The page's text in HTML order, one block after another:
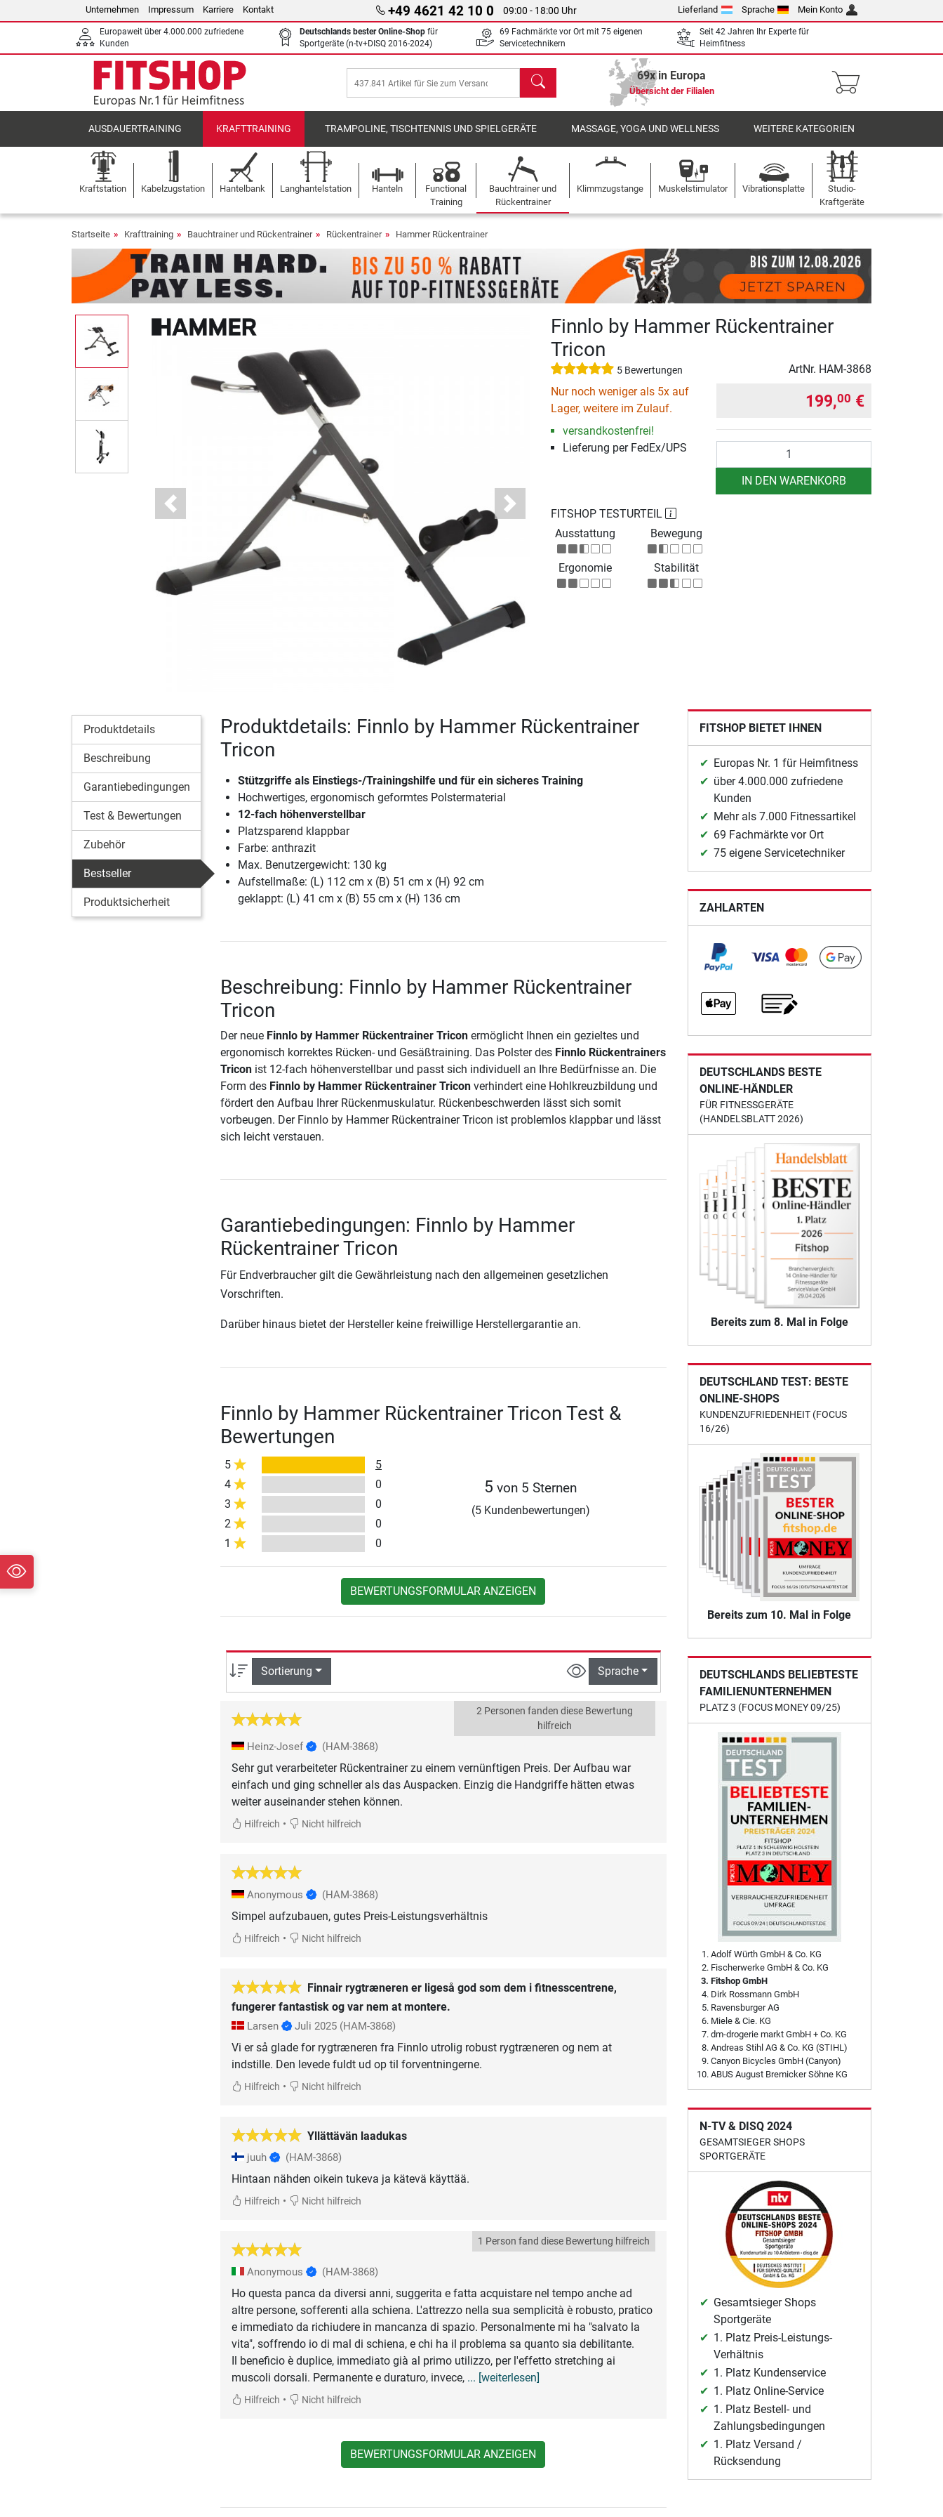
Unternehmen Impressum Karriere Kontakt +49 4621 42 10 0 09:00 - 18:00 Uhr Lieferland Sprache Mein Konto
Europaweit über 4.000.000 zufriedene
Kunden
Deutschlands bester Online-Shop für
Sportgeräte (n-tv+DISQ 2016-2024)
69 Fachmärkte vor Ort mit 75 eigenen
Servicetechnikern
Seit 42 Jahren Ihr Experte für
Heimfitness
Suchen 69x in Europa
Übersicht der Filialen
AUSDAUERTRAINING KRAFTTRAINING TRAMPOLINE, TISCHTENNIS UND SPIELGERÄTE MASSAGE, YOGA UND WELLNESS WEITERE KATEGORIEN
Kraftstation Kabelzugstation Hantelbank Langhantelstation Hanteln
Functional
Training
Bauchtrainer und
Rückentrainer
Klimmzugstange Muskelstimulator Vibrationsplatte
Studio-
Kraftgeräte
Startseite Krafttraining Bauchtrainer und Rückentrainer Rückentrainer Hammer Rückentrainer
Previous Next
Finnlo by Hammer Rückentrainer
Tricon
5 Bewertungen ArtNr. HAM-3868
Nur noch weniger als 5x auf
Lager, weitere im Zulauf.
versandkostenfrei!
Lieferung per FedEx/UPS
199,00 €
IN DEN WARENKORB
FITSHOP TESTURTEIL
Ausstattung
Bewegung
Ergonomie Stabilität
Produktdetails
Beschreibung
Garantiebedingungen
Test & Bewertungen
Zubehör
Bestseller
Produktsicherheit
Produktdetails: Finnlo by Hammer Rückentrainer
Tricon
Stützgriffe als Einstiegs-/Trainingshilfe und für ein sicheres Training
Hochwertiges, ergonomisch geformtes Polstermaterial
12-fach höhenverstellbar
Platzsparend klappbar
Farbe: anthrazit
Max. Benutzergewicht: 130 kg
Aufstellmaße: (L) 112 cm x (B) 51 cm x (H) 92 cm
geklappt: (L) 41 cm x (B) 55 cm x (H) 136 cm
Beschreibung: Finnlo by Hammer Rückentrainer
Tricon
Der neue Finnlo by Hammer Rückentrainer Triconermöglicht Ihnen ein gezieltes und
ergonomisch korrektes Rücken- und Gesäßtraining. Das Polster des Finnlo Rückentrainers
Triconist 12-fach höhenverstellbar und passt sich individuell an Ihre Bedürfnisse an. Die
Form des Finnlo by Hammer Rückentrainer Triconverhindert eine Hohlkreuzbildung und
fördert den Aufbau Ihrer Rückenmuskulatur. Rückenbeschwerden lässt sich somit
vorbeugen. Der Finnlo by Hammer Rückentrainer Tricon ist problemlos klappbar und lässt
sich leicht verstauen.
Garantiebedingungen: Finnlo by Hammer
Rückentrainer Tricon
Für Endverbraucher gilt die Gewährleistung nach den allgemeinen gesetzlichen
Vorschriften.
Darüber hinaus bietet der Hersteller keine freiwillige Herstellergarantie an.
Finnlo by Hammer Rückentrainer Tricon Test &
Bewertungen
5
5
4
0
3
0
2
0
1
0
5 von 5 Sternen
(5 Kundenbewertungen)
BEWERTUNGSFORMULAR ANZEIGEN
Sortierung Sprache
2 Personen fanden diese Bewertung
hilfreich
Heinz-Josef (HAM-3868)
Sehr gut verarbeiteter Rückentrainer zu einem vernünftigen Preis. Der Aufbau war
einfach und ging schneller als das Auspacken. Einzig die Handgriffe hätten etwas
weiter auseinander stehen können.
Hilfreich • Nicht hilfreich
Anonymous (HAM-3868)
Simpel aufzubauen, gutes Preis-Leistungsverhältnis
Hilfreich • Nicht hilfreich
Finnair rygtræneren er ligeså god som dem i fitnesscentrene,
fungerer fantastisk og var nem at montere.
Larsen Juli 2025 (HAM-3868)
Vi er så glade for rygtræneren fra Finnlo utrolig robust rygtræneren og nem at
indstille. Den levede fuldt ud op til forventningerne.
Hilfreich • Nicht hilfreich
Yllättävän laadukas
juuh (HAM-3868)
Hintaan nähden oikein tukeva ja kätevä käyttää.
Hilfreich • Nicht hilfreich
1 Person fand diese Bewertung hilfreich
Anonymous (HAM-3868)
Ho questa panca da diversi anni, suggerita e fatta acquistare nel tempo anche ad
altre persone, sofferenti alla schiena. L'attrezzo nella sua semplicità è robusto, pratico
e immediato da richiudere in mancanza di spazio. Personalmente mi ha "salvato la
vita", soffrendo io di mal di schiena, e chi ha il problema sa quanto sia debilitante.
Il beneficio è duplice, immediato già al primo utilizzo, per l'effetto stretching ai
muscoli dorsali. Permanente e duraturo, invece, ... [weiterlesen]
Hilfreich • Nicht hilfreich
BEWERTUNGSFORMULAR ANZEIGEN
FITSHOP BIETET IHNEN
Europas Nr. 1 für Heimfitness
über 4.000.000 zufriedene
Kunden
Mehr als 7.000 Fitnessartikel
69 Fachmärkte vor Ort
75 eigene Servicetechniker
ZAHLARTEN
DEUTSCHLANDS BESTE
ONLINE-HÄNDLER
FÜR FITNESSGERÄTE
(HANDELSBLATT 2026)
Bereits zum 8. Mal in Folge
DEUTSCHLAND TEST: BESTE
ONLINE-SHOPS
KUNDENZUFRIEDENHEIT (FOCUS
16/26)
Bereits zum 10. Mal in Folge
DEUTSCHLANDS BELIEBTESTE
FAMILIENUNTERNEHMEN
PLATZ 3 (FOCUS MONEY 09/25)
Adolf Würth GmbH & Co. KG
Fischerwerke GmbH & Co. KG
Fitshop GmbH
Dirk Rossmann GmbH
Ravensburger AG
Miele & Cie. KG
dm-drogerie markt GmbH + Co. KG
Andreas Stihl AG & Co. KG (STIHL)
Canyon Bicycles GmbH (Canyon)
ABUS August Bremicker Söhne KG
N-TV & DISQ 2024
GESAMTSIEGER SHOPS
SPORTGERÄTE
Gesamtsieger Shops
Sportgeräte
1. Platz Preis-Leistungs-
Verhältnis
1. Platz Kundenservice
1. Platz Online-Service
1. Platz Bestell- und
Zahlungsbedingungen
1. Platz Versand /
Rücksendung